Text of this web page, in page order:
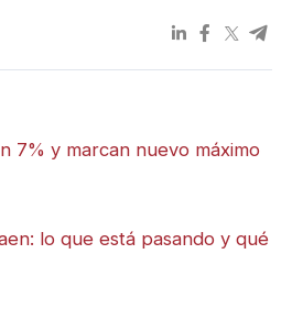
7% y marcan nuevo máximo
lo que está pasando y qué